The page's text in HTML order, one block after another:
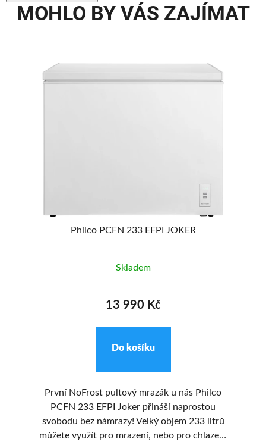
MOHLO BY VÁS ZAJÍMAT
Philco PCFN 233 EFPI JOKER
Skladem
13 990 Kč
Do košíku
První NoFrost pultový mrazák u nás Philco
PCFN 233 EFPI Joker přináší naprostou
svobodu bez námrazy! Velký objem 233 litrů
můžete využít pro mrazení, nebo pro chlazení